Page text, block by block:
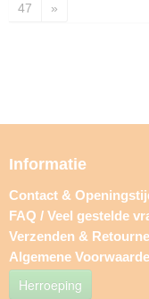
47
»
Informatie
Contact &
FAQ / Veel gestelde
Verzenden &
Algemene
Herroeping